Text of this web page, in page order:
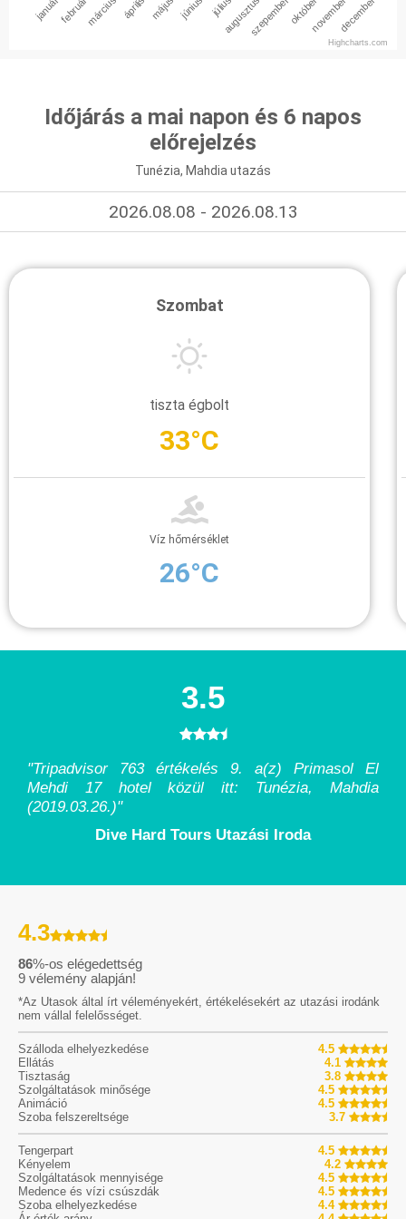
januárfebruármárcius április május június júliusaugusztusszepemberoktóbernovemberdecember
Highcharts.com
Időjárás a mai napon és 6 napos
előrejelzés
Tunézia, Mahdia utazás
2026.08.08 - 2026.08.13
Szombat
tiszta égbolt
33°C
Víz hőmérséklet
26°C
3.5
"Tripadvisor 763 értékelés 9. a(z) Primasol El
Mehdi 17 hotel közül itt: Tunézia, Mahdia
(2019.03.26.)"
Dive Hard Tours Utazási Iroda
4.3
86%-os elégedettség
9 vélemény alapján!
*Az Utasok által írt véleményekért, értékelésekért az utazási irodánk
nem vállal felelősséget.
Szálloda elhelyezkedése
4.5
Ellátás
4.1
Tisztaság
3.8
Szolgáltatások minősége
4.5
Animáció
4.5
Szoba felszereltsége
3.7
Tengerpart
4.5
Kényelem
4.2
Szolgáltatások mennyisége
4.5
Medence és vízi csúszdák
4.5
Szoba elhelyezkedése
4.4